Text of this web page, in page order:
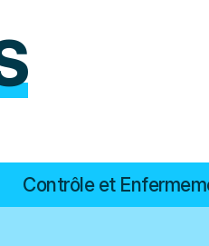
Contrôle et